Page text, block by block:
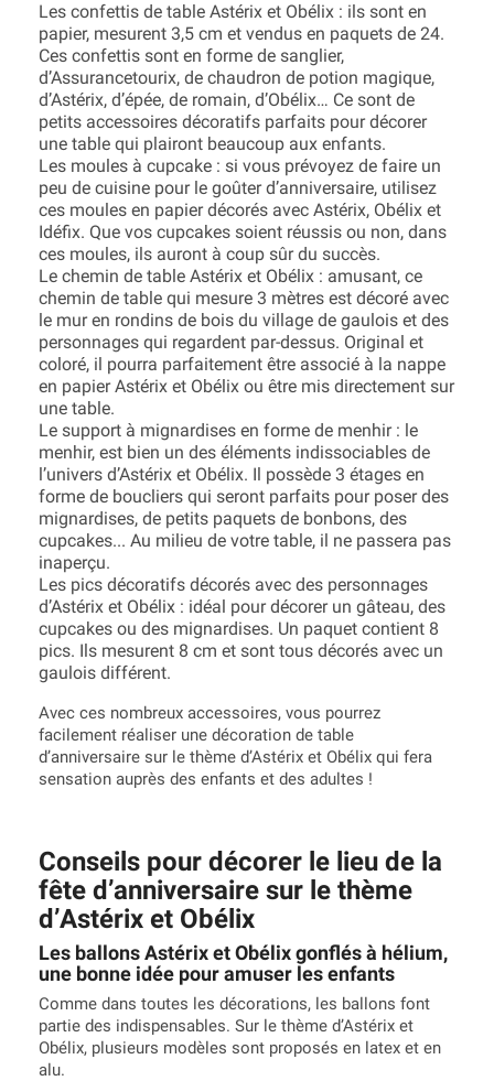
Les confettis de table Astérix et Obélix : ils sont en
papier, mesurent 3,5 cm et vendus en paquets de 24.
Ces confettis sont en forme de sanglier,
d’Assurancetourix, de chaudron de potion magique,
d’Astérix, d’épée, de romain, d’Obélix… Ce sont de
petits accessoires décoratifs parfaits pour décorer
une table qui plairont beaucoup aux enfants.
Les moules à cupcake : si vous prévoyez de faire un
peu de cuisine pour le goûter d’anniversaire, utilisez
ces moules en papier décorés avec Astérix, Obélix et
Idéfix. Que vos cupcakes soient réussis ou non, dans
ces moules, ils auront à coup sûr du succès.
Le chemin de table Astérix et Obélix : amusant, ce
chemin de table qui mesure 3 mètres est décoré avec
le mur en rondins de bois du village de gaulois et des
personnages qui regardent par-dessus. Original et
coloré, il pourra parfaitement être associé à la nappe
en papier Astérix et Obélix ou être mis directement sur
une table.
Le support à mignardises en forme de menhir : le
menhir, est bien un des éléments indissociables de
l’univers d’Astérix et Obélix. Il possède 3 étages en
forme de boucliers qui seront parfaits pour poser des
mignardises, de petits paquets de bonbons, des
cupcakes... Au milieu de votre table, il ne passera pas
inaperçu.
Les pics décoratifs décorés avec des personnages
d’Astérix et Obélix : idéal pour décorer un gâteau, des
cupcakes ou des mignardises. Un paquet contient 8
pics. Ils mesurent 8 cm et sont tous décorés avec un
gaulois différent.
Avec ces nombreux accessoires, vous pourrez
facilement réaliser une décoration de table
d’anniversaire sur le thème d’Astérix et Obélix qui fera
sensation auprès des enfants et des adultes !
Conseils pour décorer le lieu de la
fête d’anniversaire sur le thème
d’Astérix et Obélix
Les ballons Astérix et Obélix gonflés à hélium,
une bonne idée pour amuser les enfants
Comme dans toutes les décorations, les ballons font
partie des indispensables. Sur le thème d’Astérix et
Obélix, plusieurs modèles sont proposés en latex et en
alu.